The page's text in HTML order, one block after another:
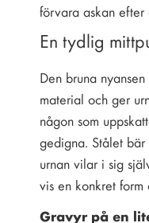
förvara askan efter
En tydlig
Den bruna
material och ger
någon som
gedigna. Stålet
urnan vilar i sig
vis en konkret form
Gravyr på en